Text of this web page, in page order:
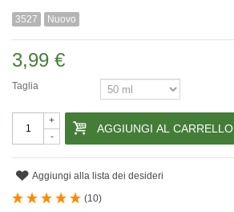
3527 Nuovo
3,99 €
Taglia
-
+
AGGIUNGI AL CARRELLO
Aggiungi alla lista dei desideri
(10)